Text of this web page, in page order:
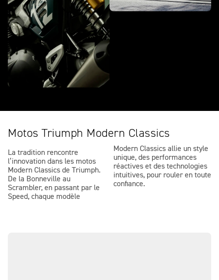
Motos Triumph Modern Classics
La tradition rencontre
l’innovation dans les motos
Modern Classics de Triumph.
De la Bonneville au
Scrambler, en passant par le
Speed, chaque modèle
Modern Classics allie un style
unique, des performances
réactives et des technologies
intuitives, pour rouler en toute
confiance.